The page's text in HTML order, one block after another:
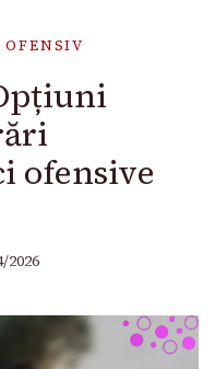
ofensive
2026